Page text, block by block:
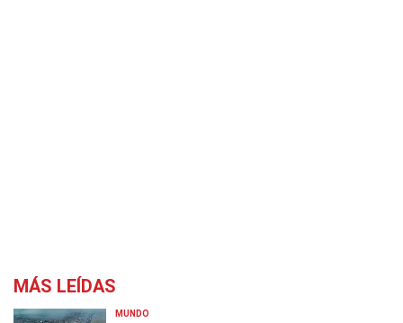
MÁS LEÍDAS
MUNDO